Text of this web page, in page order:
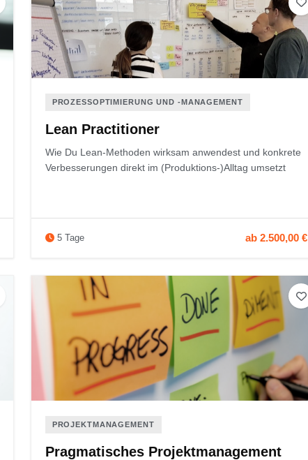
PROZESSOPTIMIERUNG UND ‑MANAGEMENT
Lean Practitioner
Wie Du Lean‑Methoden wirksam anwendest und konkrete
Verbesserungen direkt im (Produktions-)Alltag umsetzt
5 Tage ab 2.500,00 €
PROJEKTMANAGEMENT
Pragmatisches Projektmanagement